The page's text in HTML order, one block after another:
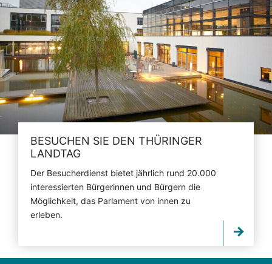
BESUCHEN SIE DEN THÜRINGER
LANDTAG
Der Besucherdienst bietet jährlich rund 20.000
interessierten Bürgerinnen und Bürgern die
Möglichkeit, das Parlament von innen zu
erleben.